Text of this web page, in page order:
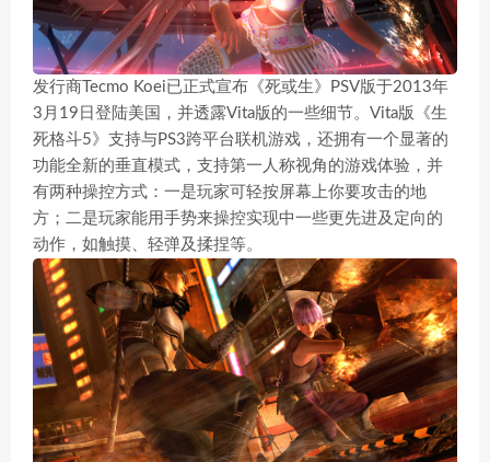
发行商Tecmo Koei已正式宣布《死或生》PSV版于2013年
3月19日登陆美国，并透露Vita版的一些细节。Vita版《生
死格斗5》支持与PS3跨平台联机游戏，还拥有一个显著的
功能全新的垂直模式，支持第一人称视角的游戏体验，并
有两种操控方式：一是玩家可轻按屏幕上你要攻击的地
方；二是玩家能用手势来操控实现中一些更先进及定向的
动作，如触摸、轻弹及揉捏等。